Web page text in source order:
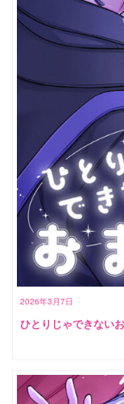
2026年3月7日
ひとりじゃできない